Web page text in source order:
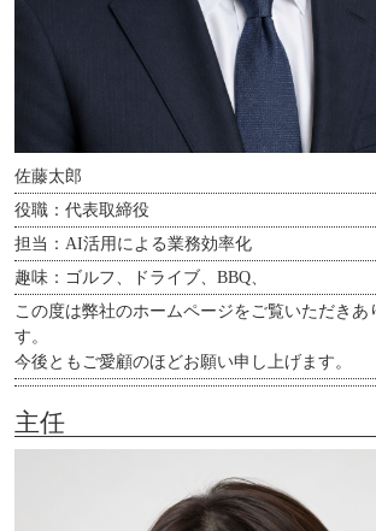
佐藤太郎
役職：代表取締役
担当：AI活用による業務効率化
趣味：ゴルフ、ドライブ、BBQ、
この度は弊社のホームページをご覧いただきあ
す。
今後ともご愛顧のほどお願い申し上げます。
主任